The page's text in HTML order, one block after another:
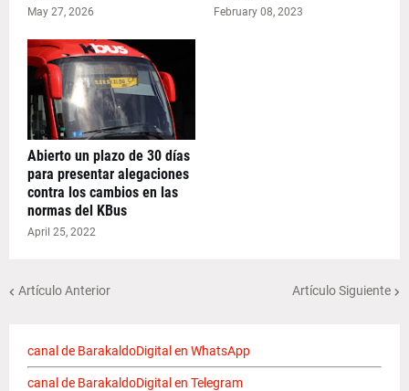
May 27, 2026 February 08, 2023
Abierto un plazo de 30 días
para presentar alegaciones
contra los cambios en las
normas del KBus
April 25, 2022
Artículo Anterior Artículo Siguiente
canal de BarakaldoDigital en WhatsApp
canal de BarakaldoDigital en Telegram